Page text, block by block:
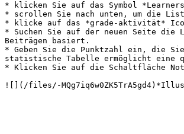
* klicken Sie auf das Symbol
* scrollen Sie nach unten, um die
* klicke auf das *grade-aktivität* Icon
* Suchen Sie auf der neuen Seite die
Beiträgen basiert.
* Geben Sie die Punktzahl ein, die
statistische Tabelle ermöglicht eine
* Klicken Sie auf die Schaltfläche